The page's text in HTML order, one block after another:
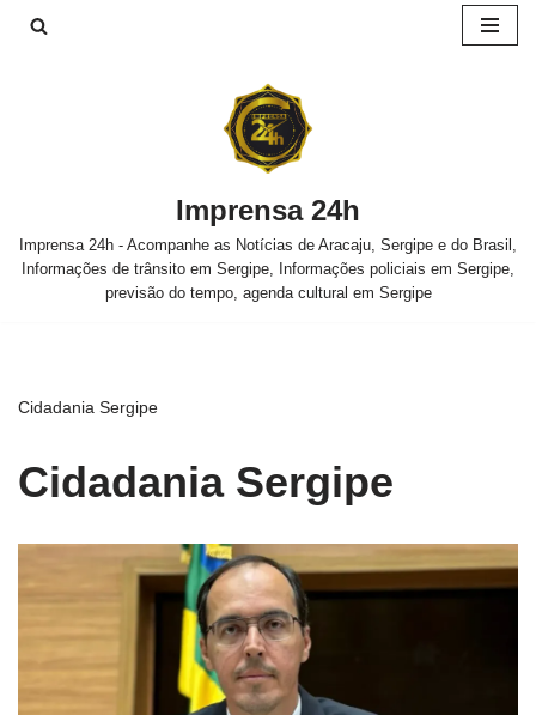
Imprensa 24h
Imprensa 24h - Acompanhe as Notícias de Aracaju, Sergipe e do Brasil,
Informações de trânsito em Sergipe, Informações policiais em Sergipe,
previsão do tempo, agenda cultural em Sergipe
Cidadania Sergipe
Cidadania Sergipe